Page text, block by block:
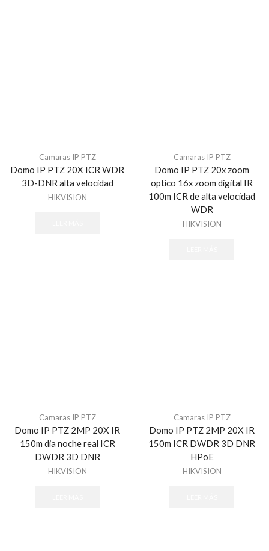
Camaras IP PTZ
Domo IP PTZ 20X ICR WDR
3D-DNR alta velocidad
HIKVISION
Camaras IP PTZ
Domo IP PTZ 20x zoom
optico 16x zoom digital IR
100m ICR de alta velocidad
WDR
HIKVISION
Camaras IP PTZ
Domo IP PTZ 2MP 20X IR
150m dia noche real ICR
DWDR 3D DNR
HIKVISION
Camaras IP PTZ
Domo IP PTZ 2MP 20X IR
150m ICR DWDR 3D DNR
HPoE
HIKVISION